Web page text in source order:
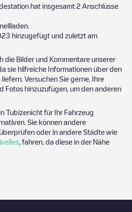
hat insgesamt 2 Anschlüsse
hinzugefügt und zuletzt am
die Bilder und Kommentare unserer
sie hilfreiche Informationen über den
Versuchen Sie gerne, Ihre
Fotos hinzuzufügen, um den anderen
Tubizenicht für Ihr Fahrzeug
Sie können andere
überprüfen oder in andere Städte wie
, fahren, da diese in der Nähe